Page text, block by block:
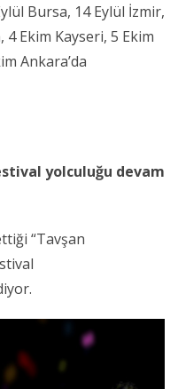
Bursa, 14 Eylül İzmir,
4 Ekim Kayseri, 5 Ekim
Ankara’da
yolculuğu devam
“Tavşan